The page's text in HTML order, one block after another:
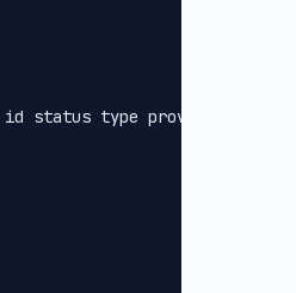
status type provider url